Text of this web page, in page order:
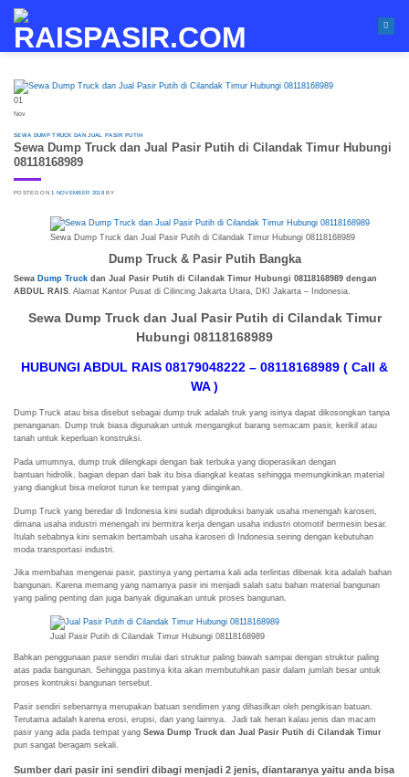
content
01
Nov
SEWA DUMP TRUCK DAN JUAL PASIR PUTIH
Sewa Dump Truck dan Jual Pasir Putih di Cilandak Timur Hubungi
08118168989
POSTED ON1 NOVEMBER 2018 BY
Sewa Dump Truck dan Jual Pasir Putih di Cilandak Timur Hubungi 08118168989
Dump Truck & Pasir Putih Bangka
Sewa Dump Truck dan Jual Pasir Putih di Cilandak Timur Hubungi 08118168989 dengan
ABDUL RAIS. Alamat Kantor Pusat di Cilincing Jakarta Utara, DKI Jakarta – Indonesia.
Sewa Dump Truck dan Jual Pasir Putih di Cilandak Timur
Hubungi 08118168989
HUBUNGI ABDUL RAIS 08179048222 – 08118168989 ( Call &
WA )
Dump Truck atau bisa disebut sebagai dump truk adalah truk yang isinya dapat dikosongkan tanpa
penanganan. Dump truk biasa digunakan untuk mengangkut barang semacam pasir, kerikil atau
tanah untuk keperluan konstruksi.
Pada umumnya, dump truk dilengkapi dengan bak terbuka yang dioperasikan dengan
bantuan hidrolik, bagian depan dari bak itu bisa diangkat keatas sehingga memungkinkan material
yang diangkut bisa melorot turun ke tempat yang diinginkan.
Dump Truck yang beredar di Indonesia kini sudah diproduksi banyak usaha menengah karoseri,
dimana usaha industri menengah ini bermitra kerja dengan usaha industri otomotif bermesin besar.
Itulah sebabnya kini semakin bertambah usaha karoseri di Indonesia seiring dengan kebutuhan
moda transportasi industri.
Jika membahas mengenai pasir, pastinya yang pertama kali ada terlintas dibenak kita adalah bahan
bangunan. Karena memang yang namanya pasir ini menjadi salah satu bahan material bangunan
yang paling penting dan juga banyak digunakan untuk proses bangunan.
Jual Pasir Putih di Cilandak Timur Hubungi 08118168989
Bahkan penggunaan pasir sendiri mulai dari struktur paling bawah sampai dengan struktur paling
atas pada bangunan. Sehingga pastinya kita akan membutuhkan pasir dalam jumlah besar untuk
proses kontruksi bangunan tersebut.
Pasir sendiri sebenarnya merupakan batuan sendimen yang dihasilkan oleh pengikisan batuan.
Terutama adalah karena erosi, erupsi, dan yang lainnya. Jadi tak heran kalau jenis dan macam
pasir yang ada pada tempat yang Sewa Dump Truck dan Jual Pasir Putih di Cilandak Timur
pun sangat beragam sekali.
Sumber dari pasir ini sendiri dibagi menjadi 2 jenis, diantaranya yaitu anda bisa